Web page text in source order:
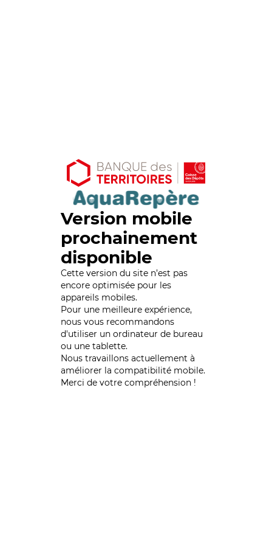
Version mobile
prochainement
disponible
Cette version du site n’est pas
encore optimisée pour les
appareils mobiles.
Pour une meilleure expérience,
nous vous recommandons
d'utiliser un ordinateur de bureau
ou une tablette.
Nous travaillons actuellement à
améliorer la compatibilité mobile.
Merci de votre compréhension !